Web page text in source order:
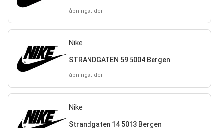
åpningstider
Nike
STRANDGATEN 59 5004 Bergen
åpningstider
Nike
Strandgaten 14 5013 Bergen